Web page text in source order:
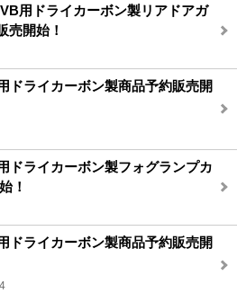
用ドライカーボン製リアドアガ
売開始！
ドライカーボン製商品予約販売開
ドライカーボン製フォグランプカ
！
ドライカーボン製商品予約販売開
4